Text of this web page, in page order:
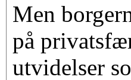
Men
på
utvidelser